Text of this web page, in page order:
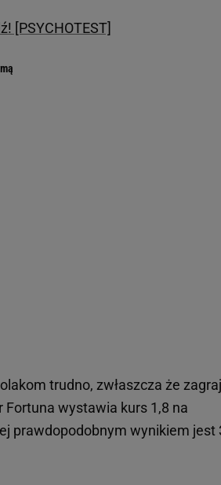
[PSYCHOTEST]
trudno, zwłaszcza że
Fortuna wystawia kurs 1,8 na
prawdopodobnym wynikiem jest